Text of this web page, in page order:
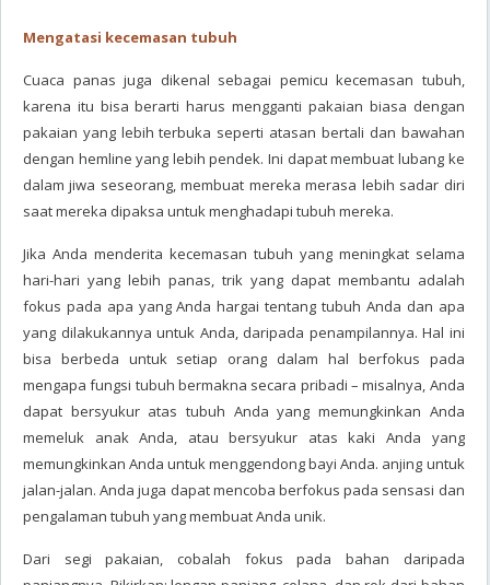
Mengatasi kecemasan tubuh
Cuaca panas juga dikenal sebagai pemicu kecemasan tubuh,
karena itu bisa berarti harus mengganti pakaian biasa dengan
pakaian yang lebih terbuka seperti atasan bertali dan bawahan
dengan hemline yang lebih pendek. Ini dapat membuat lubang ke
dalam jiwa seseorang, membuat mereka merasa lebih sadar diri
saat mereka dipaksa untuk menghadapi tubuh mereka.
Jika Anda menderita kecemasan tubuh yang meningkat selama
hari-hari yang lebih panas, trik yang dapat membantu adalah
fokus pada apa yang Anda hargai tentang tubuh Anda dan apa
yang dilakukannya untuk Anda, daripada penampilannya. Hal ini
bisa berbeda untuk setiap orang dalam hal berfokus pada
mengapa fungsi tubuh bermakna secara pribadi – misalnya, Anda
dapat bersyukur atas tubuh Anda yang memungkinkan Anda
memeluk anak Anda, atau bersyukur atas kaki Anda yang
memungkinkan Anda untuk menggendong bayi Anda. anjing untuk
jalan-jalan. Anda juga dapat mencoba berfokus pada sensasi dan
pengalaman tubuh yang membuat Anda unik.
Dari segi pakaian, cobalah fokus pada bahan daripada